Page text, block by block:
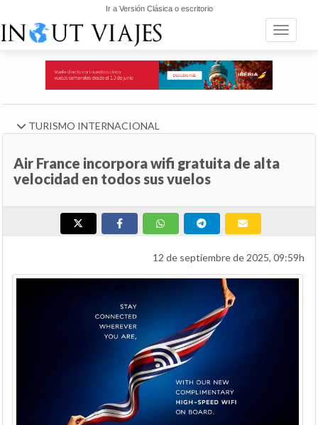
Ir a Versión Clásica o escritorio
Toggle
TURISMO INTERNACIONAL
Air France incorpora wifi gratuita de alta
velocidad en todos sus vuelos
12 de septiembre de 2025, 09:59h